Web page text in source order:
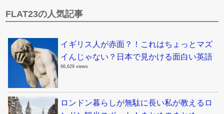
FLAT23の人気記事
イギリス人が赤面？！これはちょっとマズ
イんじゃない？日本で見かける面白い英語
66,629 views
ロンドン暮らしが無駄に長い私が教えるロ